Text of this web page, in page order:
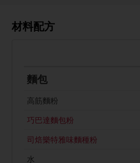
材料配方
麵包
高筋麵粉
巧巴達麵包粉
司焙樂特雅味麵種粉
水